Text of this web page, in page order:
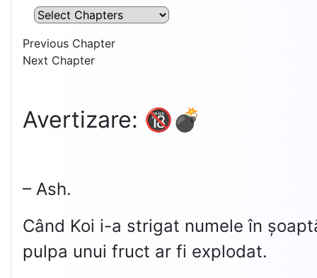
Previous Chapter
Next Chapter
Avertizare: 🔞💣
– Ash.
Când Koi i-a strigat numele în
pulpa unui fruct ar fi explodat.